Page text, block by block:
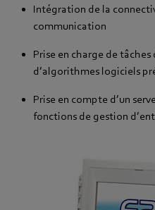
Intégration de la
communication
Prise en charge de
d’algorithmes logiciels
Prise en compte d’un
fonctions de gestion